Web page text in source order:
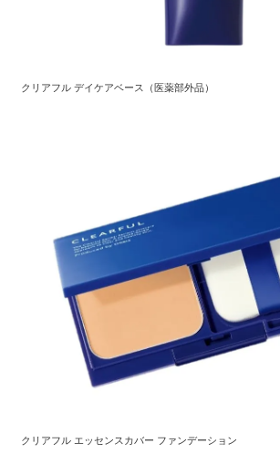
クリアフル デイケアベース（医薬部外品）
クリアフル エッセンスカバー ファンデーション